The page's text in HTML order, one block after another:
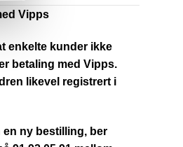
Vipps
enkelte kunder ikke
betaling med Vipps.
likevel registrert i
en ny bestilling, ber